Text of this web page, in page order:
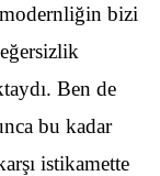
modernliğin bizi
Ben de
bu kadar
istikamette